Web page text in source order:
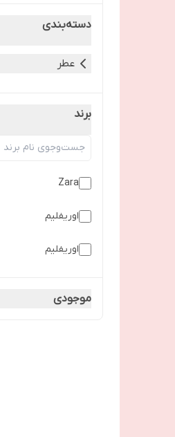
دسته‌بندی
عطر
برند
Zara
اوریفلیم
اوریفلیم
موجودی